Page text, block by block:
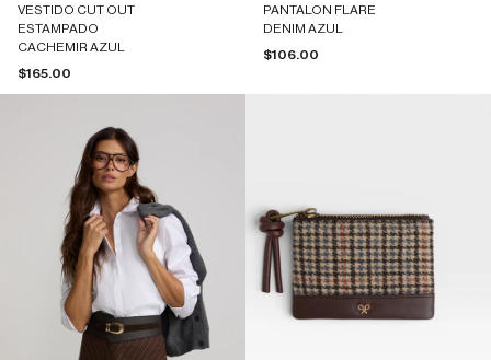
VESTIDO CUT OUT
ESTAMPADO
CACHEMIR AZUL
Precio de oferta
$165.00
PANTALON FLARE
DENIM AZUL
Precio de oferta
$106.00